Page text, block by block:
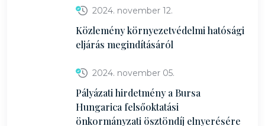
2024. november 12.
Közlemény környezetvédelmi hatósági
eljárás megindításáról
2024. november 05.
Pályázati hirdetmény a Bursa
Hungarica felsőoktatási
önkormányzati ösztöndíj elnyerésére